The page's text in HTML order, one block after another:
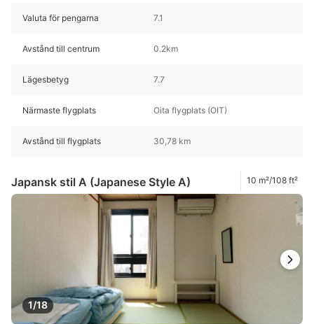
Valuta för pengarna 7.1
Avstånd till centrum 0.2km
Lägesbetyg 7.7
Närmaste flygplats Oita flygplats (OIT)
Avstånd till flygplats 30,78 km
Japansk stil A (Japanese Style A) 10 m²/108 ft²
1/18